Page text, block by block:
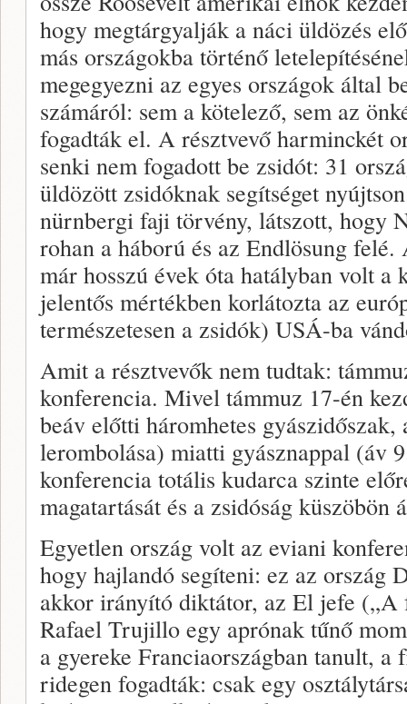
hogy megtárgyalják a náci üldözés
más országokba történő
megegyezni az egyes országok által
számáról: sem a kötelező, sem az
fogadták el. A résztvevő harminckét
senki nem fogadott be zsidót: 31
üldözött zsidóknak segítséget
nürnbergi faji törvény, látszott, hogy
rohan a háború és az Endlösung
már hosszú évek óta hatályban volt a
jelentős mértékben korlátozta az
természetesen a zsidók) USÁ-ba
Amit a résztvevők nem tudtak:
konferencia. Mivel támmuz 17-én
beáv előtti háromhetes
lerombolása) miatti gyásznappal (áv
konferencia totális kudarca szinte
magatartását és a zsidóság küszöbön
Egyetlen ország volt az eviani
hogy hajlandó segíteni: ez az ország
akkor irányító diktátor, az El jefe („A
Rafael Trujillo egy aprónak tűnő
a gyereke Franciaországban tanult,
ridegen fogadták: csak egy